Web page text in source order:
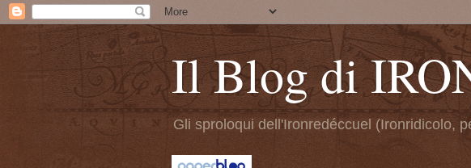
Il Blog di
Gli sproloqui dell'Ironredéccuel (Ironridicolo,